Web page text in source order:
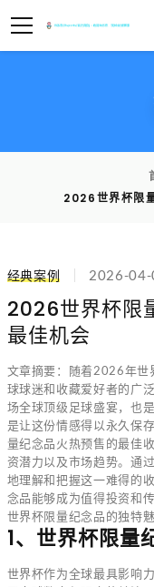
2026世界杯限
经典案例 2026-
2026世界杯限
最佳机会
文章摘要：随着2026年世
球球迷和收藏爱好者的广
场全球顶级足球盛宴，也
是让这份情感得以永久保
量纪念品火热预售的最佳
资潜力以及市场趋势。通
地理解和把握这一难得的
念品能够成为值得投资和
世界杯限量纪念品的独特
1、世界杯限量
世界杯作为全球最具影响